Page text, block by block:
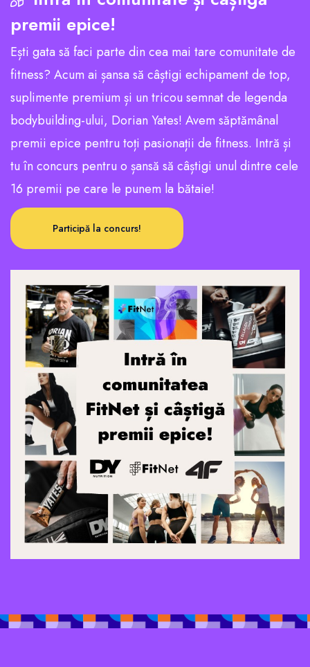
premii epice!
Ești gata să faci parte din cea mai tare comunitate de
fitness? Acum ai șansa să câștigi echipament de top,
suplimente premium și un tricou semnat de legenda
bodybuilding-ului, Dorian Yates! Avem săptămânal
premii epice pentru toți pasionații de fitness. Intră și
tu în concurs pentru o șansă să câștigi unul dintre cele
16 premii pe care le punem la bătaie!
Participă la concurs!